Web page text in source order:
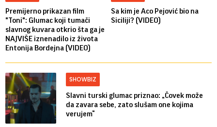
Premijerno prikazan film
"Toni": Glumac koji tumači
slavnog kuvara otkrio šta ga je
NAJVIŠE iznenadilo iz života
Entonija Bordejna (VIDEO)
Sa kim je Aco Pejović bio na
Siciliji? (VIDEO)
SHOWBIZ
Slavni turski glumac priznao: „Čovek može
da zavara sebe, zato slušam one kojima
verujem“